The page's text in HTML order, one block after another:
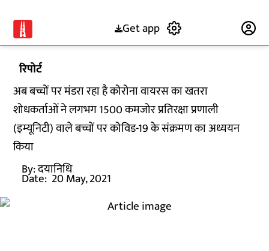
Get app
रिपोर्ट
अब बच्चों पर मंडरा रहा है कोरोना वायरस का खतरा
शोधकर्ताओं ने लगभग 1500 कमजोर प्रतिरक्षा प्रणाली
(इम्यूनिटी) वाले बच्चों पर कोविड-19 के संक्रमण का अध्ययन
किया
By:दयानिधि
Date: 20 May, 2021